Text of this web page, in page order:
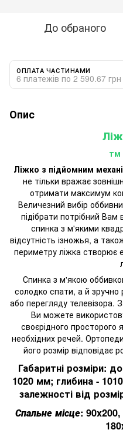
До обраного
ОПЛАТА ЧАСТИНАМИ
6 платежів по 2 590.67 грн
Опис
тм
Ліжко з підйомним
не тільки вражає
отримати максимум
Величезний вибір
підібрати потрібний Вам
спинка з м'якими
відсутність ізножья, а
периметру ліжка створює
Спинка з м'якою
солодко спати, а й зручно
або перегляду телевізора.
Ви можете
своєрідного просторого
необхідних речей.
його розмір відповідає
Габаритні розміри:
1020 мм; глибина -
залежності від
Спальне місце: 90x200,